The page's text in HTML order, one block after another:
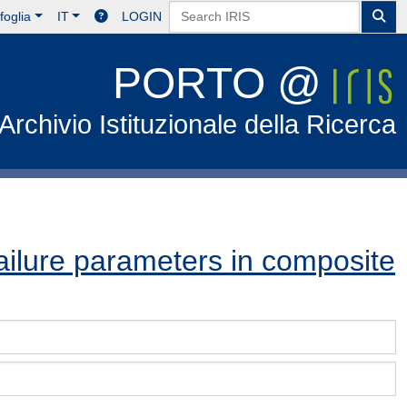
IT LOGIN
PORTO @
Istituzionale della Ricerca
parameters in composite